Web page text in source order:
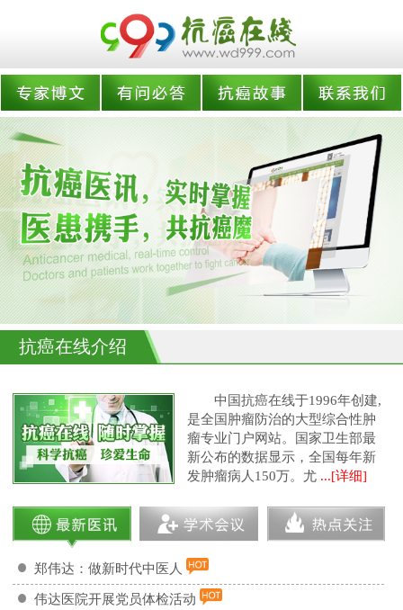
抗癌在线介绍
中国抗癌在线于1996年创建,
是全国肿瘤防治的大型综合性肿
瘤专业门户网站。国家卫生部最
新公布的数据显示，全国每年新
发肿瘤病人150万。尤 ...[详细]
郑伟达：做新时代中医人
伟达医院开展党员体检活动